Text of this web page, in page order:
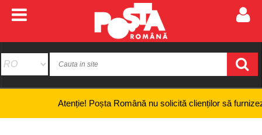
Atenție! Poșta Română nu solicită clienților să furnizeze